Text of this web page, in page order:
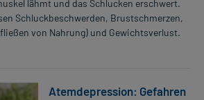
lähmt und das Schlucken erschwert.
Schluckbeschwerden, Brustschmerzen,
von Nahrung) und Gewichtsverlust.
Atemdepression: Gefahren